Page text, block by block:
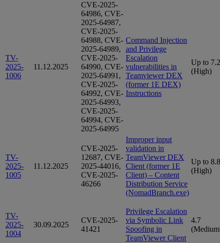
TV-
2025-
1006
11.12.2025
CVE-2025-
64986, CVE-
2025-64987,
CVE-2025-
64988, CVE-
2025-64989,
CVE-2025-
64990, CVE-
2025-64991,
CVE-2025-
64992, CVE-
2025-64993,
CVE-2025-
64994, CVE-
2025-64995
Command Injection
and Privilege
Escalation
vulnerabilities in
Teamviewer DEX
(former 1E DEX)
Instructions
Up to 7.2
(High)
TV-
2025-
1005
11.12.2025
CVE-2025-
12687, CVE-
2025-44016,
CVE-2025-
46266
Improper input
validation in
TeamViewer DEX
Client (former 1E
Client) – Content
Distribution Service
(NomadBranch.exe)
Up to 8.8
(High)
TV-
2025-
1004
30.09.2025
CVE-2025-
41421
Privilege Escalation
via Symbolic Link
Spoofing in
TeamViewer Client
4.7